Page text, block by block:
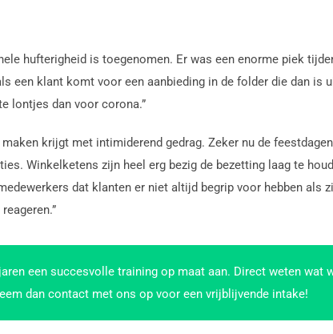
hufterigheid is toegenomen. Er was een enorme piek
een klant komt voor een aanbieding in de folder die dan is
lontjes dan voor corona.”
krijgt met intimiderend gedrag. Zeker nu de
Winkelketens zijn heel erg bezig de bezetting laag te
dat klanten er niet altijd begrip voor hebben
een succesvolle training op maat aan. Direct weten wat
dan contact met ons op voor een vrijblijvende intake!